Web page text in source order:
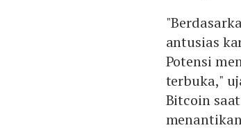
antusias
Potensi
terbuka,"
Bitcoin